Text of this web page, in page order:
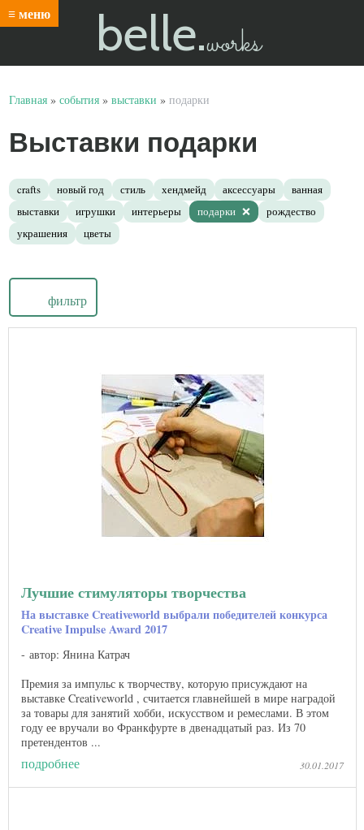
≡ меню belle.works
Главная » события » выставки » подарки
Выставки подарки
crafts новый год стиль хендмейд аксессуары
ванная
выставки
игрушки интерьеры подарки
рождество
украшения
цветы
фильтр
Лучшие стимуляторы творчества
На выставке Creativeworld выбрали победителей конкурса
Creative Impulse Award 2017
автор: Янина Катрач
Премия за импульс к творчеству, которую присуждают на
выставке Creativeworld , считается главнейшей в мире наградой
за товары для занятий хобби, искусством и ремеслами. В этом
году ее вручали во Франкфурте в двенадцатый раз. Из 70
претендентов ...
подробнее 30.01.2017